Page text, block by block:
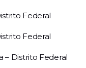
Federal
Federal
– Distrito Federal